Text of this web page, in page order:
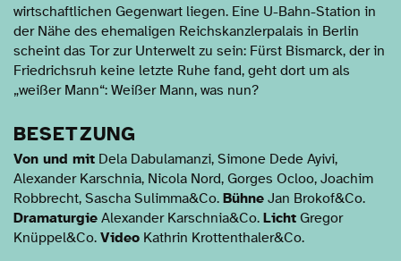
wirtschaftlichen Gegenwart liegen. Eine U-Bahn-Station in
der Nähe des ehemaligen Reichskanzlerpalais in Berlin
scheint das Tor zur Unterwelt zu sein: Fürst Bismarck, der in
Friedrichsruh keine letzte Ruhe fand, geht dort um als
„weißer Mann“: Weißer Mann, was nun?
BESETZUNG
Von und mit Dela Dabulamanzi, Simone Dede Ayivi,
Alexander Karschnia, Nicola Nord, Gorges Ocloo, Joachim
Robbrecht, Sascha Sulimma&Co. Bühne Jan Brokof&Co.
Dramaturgie Alexander Karschnia&Co. Licht Gregor
Knüppel&Co. Video Kathrin Krottenthaler&Co.